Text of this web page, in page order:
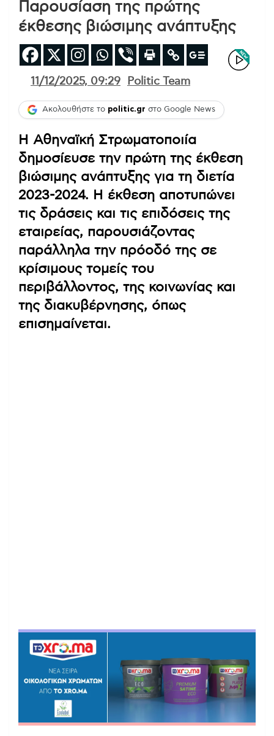
Παρουσίαση της πρώτης
έκθεσης βιώσιμης ανάπτυξης
11/12/2025, 09:29 Politic Team
Ακολουθήστε το politic.gr στο Google News
Η Αθηναϊκή Στρωματοποιία
δημοσίευσε την πρώτη της έκθεση
βιώσιμης ανάπτυξης για τη διετία
2023-2024. Η έκθεση αποτυπώνει
τις δράσεις και τις επιδόσεις της
εταιρείας, παρουσιάζοντας
παράλληλα την πρόοδό της σε
κρίσιμους τομείς του
περιβάλλοντος, της κοινωνίας και
της διακυβέρνησης, όπως
επισημαίνεται.